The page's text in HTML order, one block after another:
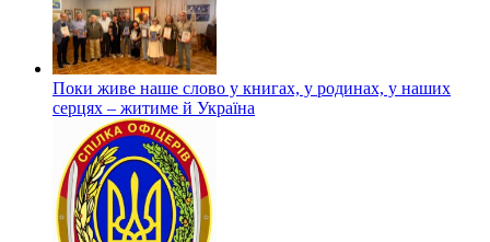
Поки живе наше слово у книгах, у родинах, у наших
серцях – житиме й Україна